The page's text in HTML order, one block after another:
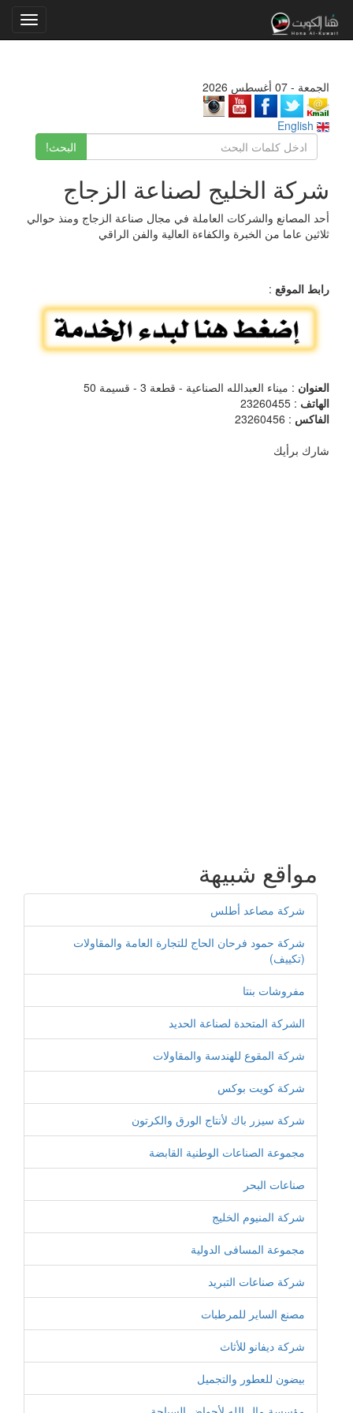
الجمعة - 07 أغسطس 2026
البحث!
شركة الخليج لصناعة الزجاج
أحد المصانع والشركات العاملة في مجال صناعة الزجاج ومنذ حوالي
ثلاثين عاما من الخبرة والكفاءة العالية والفن الراقي
رابط الموقع :
العنوان : ميناء العبدالله الصناعية - قطعة 3 - قسيمة 50
الهاتف : 23260455
الفاكس : 23260456
شارك برأيك
مواقع شبيهة
شركة مصاعد أطلس
شركة حمود فرحان الحاج للتجارة العامة والمقاولات
(تكييف)
مفروشات بنتا
الشركة المتحدة لصناعة الحديد
شركة المقوع للهندسة والمقاولات
شركة كويت بوكس
شركة سيزر باك لأنتاج الورق والكرتون
مجموعة الصناعات الوطنية القابضة
صناعات البحر
شركة المنيوم الخليج
مجموعة المسافى الدولية
شركة صناعات التبريد
مصنع الساير للمرطبات
شركة ديفانو للأثاث
بيضون للعطور والتجميل